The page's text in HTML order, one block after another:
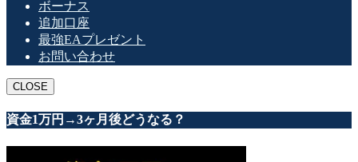
ボーナス
追加口座
最強EAプレゼント
お問い合わせ
CLOSE
資金1万円→3ヶ月後どうなる？